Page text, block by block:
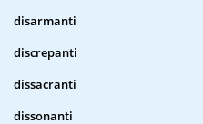
disarmanti
discrepanti
dissacranti
dissonanti